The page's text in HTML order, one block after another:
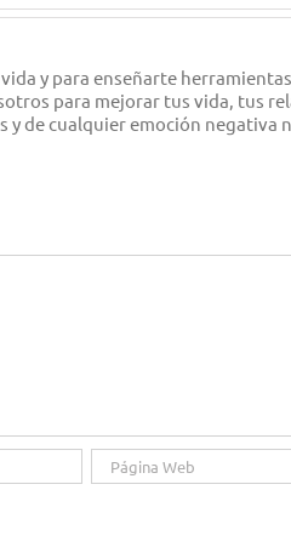
y para enseñarte
para mejorar tus vida, tus
de cualquier emoción negativa